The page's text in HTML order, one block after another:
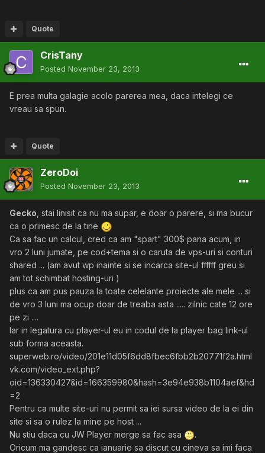
Quote
CrisTany
Posted November 23, 2013
E prea multa galagie acolo parerea mea, daca intelegi ce
vreau sa spun.
Quote
ZeroDoi
Posted November 23, 2013
Gecko , stai linisit ca nu ma supar, e doar o parere, si ma bucur
ca o primesc de la tine
Ca sa fac un calcul, cred ca am "spart" 300$ pana acum, in
vro 2 luni jumate, pe cod+tema si o caruta de vps-uri si conturi
shared ... (am avut wp inainte si se incarca site-ul ffffff greu si
am tot schimbat hosting-uri )
plus ca am pus pauza la toate celelante proiecte ale mele ... si
de vro 3 luni ma ocup doar de treaba asta ..... zilnic cate 12 ore
pe zi ....
Iar in legatura cu player-ul eu in codul de la player bag link-ul
sub forma aceasta.
superweb.ro/video/201e11d05f6dd8fbec6fbb2b20771f2a.html
vk.com/video_ext.php?
oid=136330427&id=166359980&hash=3e94e938b1104aef&hd
=2
Pentru ca multe site-uri nu permit sa iei sursa video de la ei din
site si sa o rulez la mine pe host ...
Nu stiu daca cu JW Player merge sa fac asa
.
Oricum ma gandesc ca ianuarie sa discut cu cineva sa imi faca